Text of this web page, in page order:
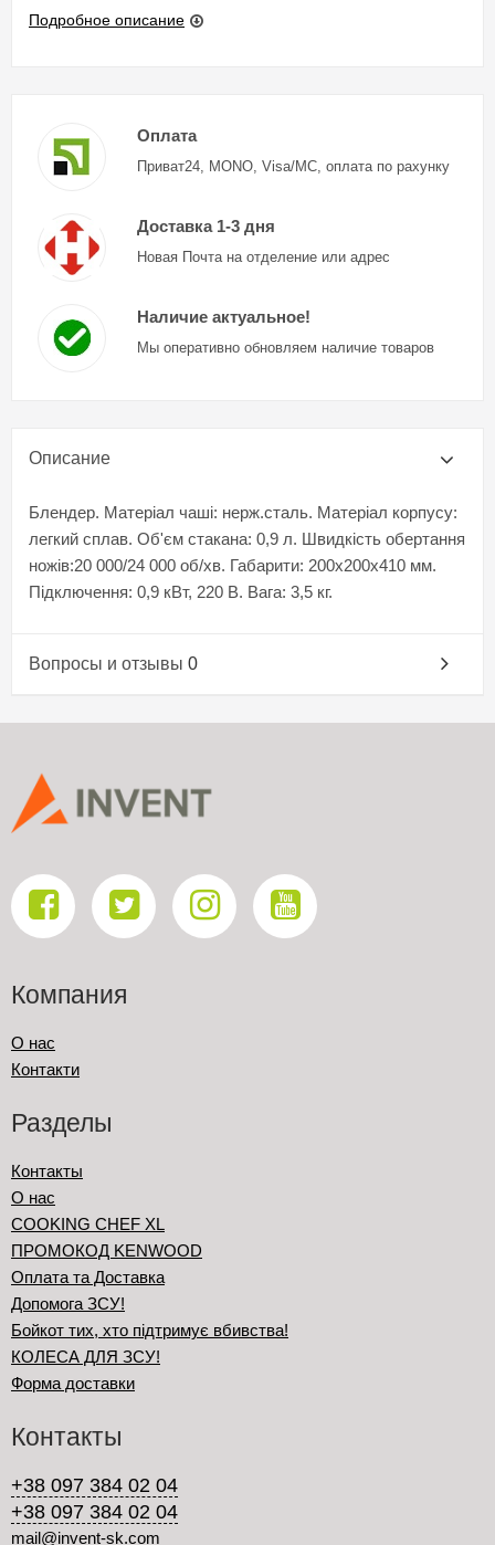
Подробное описание
Оплата
Приват24, MONO, Visa/MC, оплата по рахунку
Доставка 1-3 дня
Новая Почта на отделение или адрес
Наличие актуальное!
Мы оперативно обновляем наличие товаров
Описание
Блендер. Матеріал чаші: нерж.сталь. Матеріал корпусу:
легкий сплав. Об'єм стакана: 0,9 л. Швидкість обертання
ножів:20 000/24 000 об/хв. Габарити: 200х200х410 мм.
Підключення: 0,9 кВт, 220 В. Вага: 3,5 кг.
Вопросы и отзывы 0
Компания
О нас
Контакти
Разделы
Контакты
О нас
COOKING CHEF XL
ПРОМОКОД KENWOOD
Оплата та Доставка
Допомога ЗСУ!
Бойкот тих, хто підтримує вбивства!
КОЛЕСА ДЛЯ ЗСУ!
Форма доставки
Контакты
+38 097 384 02 04
+38 097 384 02 04
mail@invent-sk.com